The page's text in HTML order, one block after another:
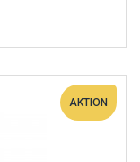
AKTION